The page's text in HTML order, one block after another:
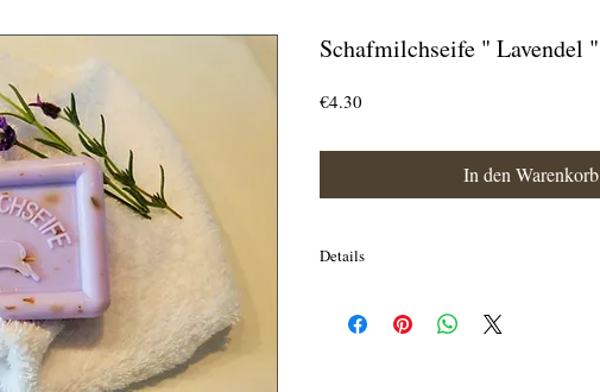
Schafmilchseife " Lavendel "
€4.30
In den Warenkorb
Details
Sodium Palmate,Sodium Palm